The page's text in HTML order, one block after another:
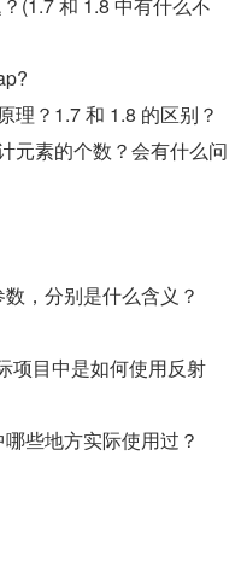
理？1.7 和 1.8 的区别？
元素的个数？会有什么问
，分别是什么含义？
项目中是如何使用反射
些地方实际使用过？